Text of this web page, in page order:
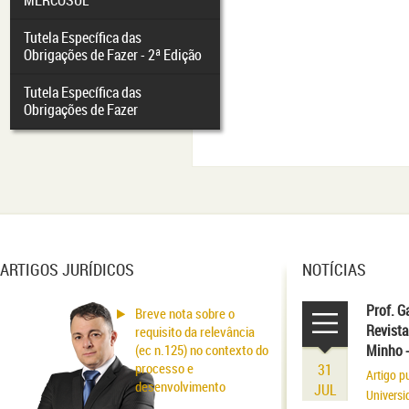
Tutela Específica das
Obrigações de Fazer - 2ª Edição
Tutela Específica das
Obrigações de Fazer
ARTIGOS JURÍDICOS
Breve nota sobre o
requisito da relevância
(ec n.125) no contexto do
processo e
desenvolvimento
NOTÍCIAS
31
JUL
Prof.
Minho
Artigo